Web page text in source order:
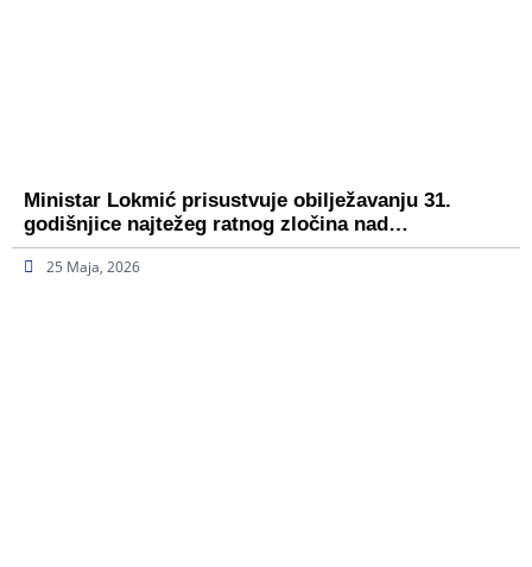
Ministar Lokmić prisustvuje obilježavanju 31.
godišnjice najtežeg ratnog zločina nad…
25 Maja, 2026